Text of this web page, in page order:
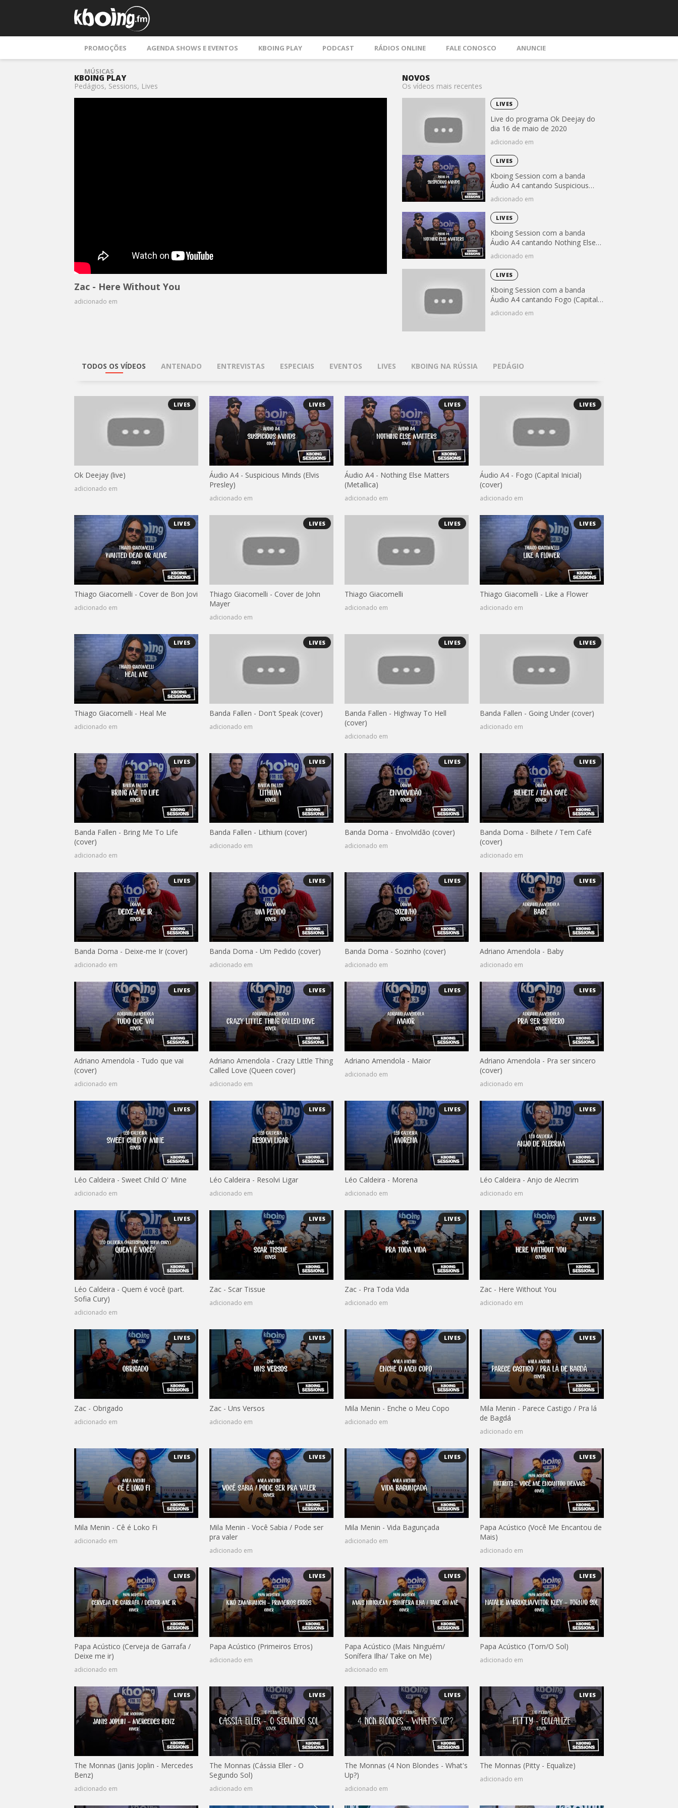
PROMOÇÕES AGENDA SHOWS E EVENTOS KBOING PLAY PODCAST RÁDIOS ONLINE FALE CONOSCO ANUNCIE
MÚSICAS
KBOING PLAY
Pedágios, Sessions, Lives
Zac - Here Without You
adicionado em
NOVOS
Os vídeos mais recentes
LIVES
Live do programa Ok Deejay do
dia 16 de maio de 2020
adicionado em
LIVES
Kboing Session com a banda
Áudio A4 cantando Suspicious
Minds (Elvis Presley)
adicionado em
LIVES
Kboing Session com a banda
Áudio A4 cantando Nothing Else
Matters (Metallica)
adicionado em
LIVES
Kboing Session com a banda
Áudio A4 cantando Fogo (Capital
Inicial)
adicionado em
TODOS OS VÍDEOS ANTENADO ENTREVISTAS ESPECIAIS EVENTOS LIVES KBOING NA RÚSSIA PEDÁGIO
LIVES
Ok Deejay (live)
adicionado em
LIVES
Áudio A4 - Suspicious Minds (Elvis
Presley)
adicionado em
LIVES
Áudio A4 - Nothing Else Matters
(Metallica)
adicionado em
LIVES
Áudio A4 - Fogo (Capital Inicial)
(cover)
adicionado em
LIVES
Thiago Giacomelli - Cover de Bon Jovi
adicionado em
LIVES
Thiago Giacomelli - Cover de John
Mayer
adicionado em
LIVES
Thiago Giacomelli
adicionado em
LIVES
Thiago Giacomelli - Like a Flower
adicionado em
LIVES
Thiago Giacomelli - Heal Me
adicionado em
LIVES
Banda Fallen - Don't Speak (cover)
adicionado em
LIVES
Banda Fallen - Highway To Hell
(cover)
adicionado em
LIVES
Banda Fallen - Going Under (cover)
adicionado em
LIVES
Banda Fallen - Bring Me To Life
(cover)
adicionado em
LIVES
Banda Fallen - Lithium (cover)
adicionado em
LIVES
Banda Doma - Envolvidão (cover)
adicionado em
LIVES
Banda Doma - Bilhete / Tem Café
(cover)
adicionado em
LIVES
Banda Doma - Deixe-me Ir (cover)
adicionado em
LIVES
Banda Doma - Um Pedido (cover)
adicionado em
LIVES
Banda Doma - Sozinho (cover)
adicionado em
LIVES
Adriano Amendola - Baby
adicionado em
LIVES
Adriano Amendola - Tudo que vai
(cover)
adicionado em
LIVES
Adriano Amendola - Crazy Little Thing
Called Love (Queen cover)
adicionado em
LIVES
Adriano Amendola - Maior
adicionado em
LIVES
Adriano Amendola - Pra ser sincero
(cover)
adicionado em
LIVES
Léo Caldeira - Sweet Child O' Mine
adicionado em
LIVES
Léo Caldeira - Resolvi Ligar
adicionado em
LIVES
Léo Caldeira - Morena
adicionado em
LIVES
Léo Caldeira - Anjo de Alecrim
adicionado em
LIVES
Léo Caldeira - Quem é você (part.
Sofia Cury)
adicionado em
LIVES
Zac - Scar Tissue
adicionado em
LIVES
Zac - Pra Toda Vida
adicionado em
LIVES
Zac - Here Without You
adicionado em
LIVES
Zac - Obrigado
adicionado em
LIVES
Zac - Uns Versos
adicionado em
LIVES
Mila Menin - Enche o Meu Copo
adicionado em
LIVES
Mila Menin - Parece Castigo / Pra lá
de Bagdá
adicionado em
LIVES
Mila Menin - Cê é Loko Fi
adicionado em
LIVES
Mila Menin - Você Sabia / Pode ser
pra valer
adicionado em
LIVES
Mila Menin - Vida Bagunçada
adicionado em
LIVES
Papa Acústico (Você Me Encantou de
Mais)
adicionado em
LIVES
Papa Acústico (Cerveja de Garrafa /
Deixe me ir)
adicionado em
LIVES
Papa Acústico (Primeiros Erros)
adicionado em
LIVES
Papa Acústico (Mais Ninguém/
Sonífera Ilha/ Take on Me)
adicionado em
LIVES
Papa Acústico (Torn/O Sol)
adicionado em
LIVES
The Monnas (Janis Joplin - Mercedes
Benz)
adicionado em
LIVES
The Monnas (Cássia Eller - O
Segundo Sol)
adicionado em
LIVES
The Monnas (4 Non Blondes - What's
Up?)
adicionado em
LIVES
The Monnas (Pitty - Equalize)
adicionado em